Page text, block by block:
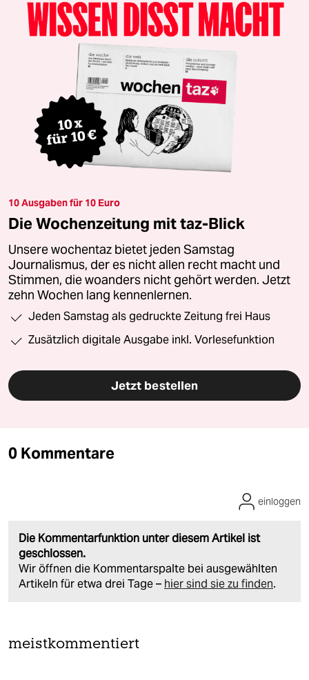
10 Ausgaben für 10 Euro
Die Wochenzeitung mit taz-Blick
Unsere wochentaz bietet jeden Samstag
Journalismus, der es nicht allen recht macht und
Stimmen, die woanders nicht gehört werden. Jetzt
zehn Wochen lang kennenlernen.
Jeden Samstag als gedruckte Zeitung frei Haus
Zusätzlich digitale Ausgabe inkl. Vorlesefunktion
Jetzt bestellen
0 Kommentare
Die Kommentarfunktion unter diesem Artikel ist
geschlossen.
Wir öffnen die Kommentarspalte bei ausgewählten
Artikeln für etwa drei Tage – hier sind sie zu finden.
einloggen
meistkommentiert